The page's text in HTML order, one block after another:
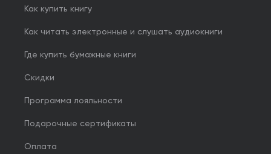
Как купить книгу
Как читать электронные и слушать аудиокниги
Где купить бумажные книги
Скидки
Программа лояльности
Подарочные сертификаты
Оплата